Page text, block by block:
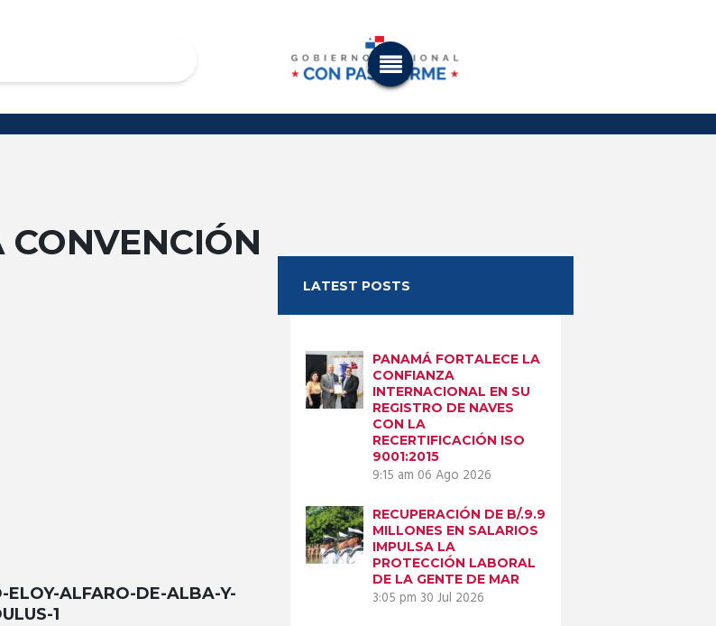
ALFARO-DE-ALBA-Y-
1
LATEST POSTS
PANAMÁ FORTALECE LA
CONFIANZA
INTERNACIONAL EN SU
REGISTRO DE NAVES
CON LA
RECERTIFICACIÓN ISO
9001:2015
9:15 am 06 Ago 2026
RECUPERACIÓN DE B/.9.9
MILLONES EN SALARIOS
IMPULSA LA
PROTECCIÓN LABORAL
DE LA GENTE DE MAR
3:05 pm 30 Jul 2026